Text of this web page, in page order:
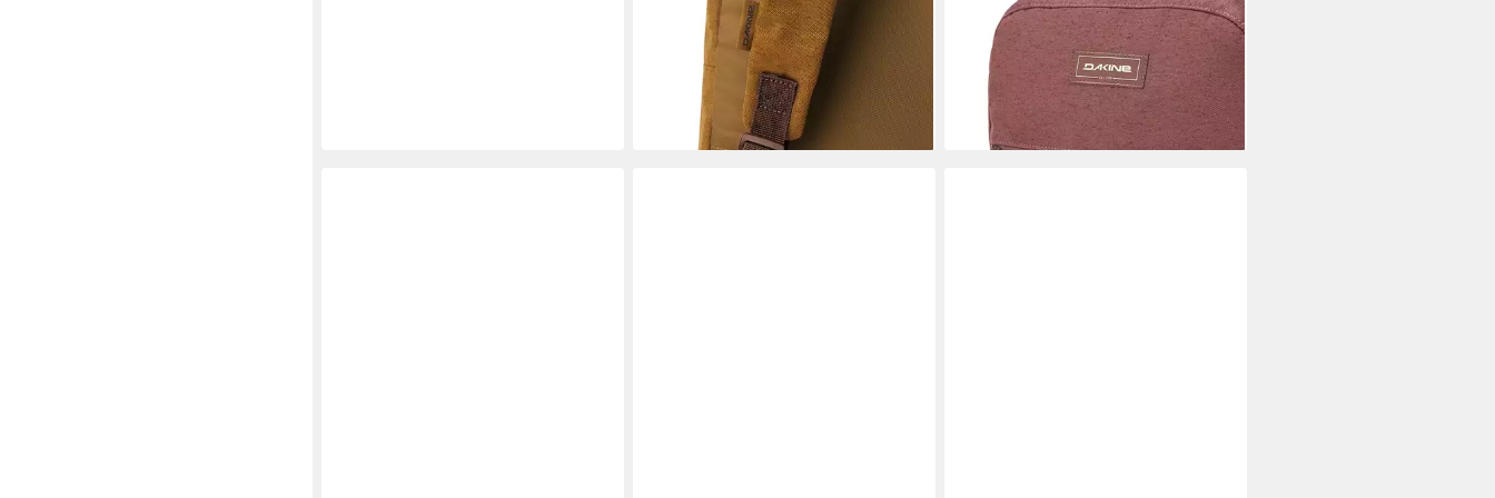
Umhängetasche Detention, Polyester
49,95 €
lieferbar - in 5-6 Werktagen bei dir
DAKINE
Daypack Tardy Slip, Polyester
ab 58,01 €
lieferbar - in 2-3 Werktagen bei dir
+1